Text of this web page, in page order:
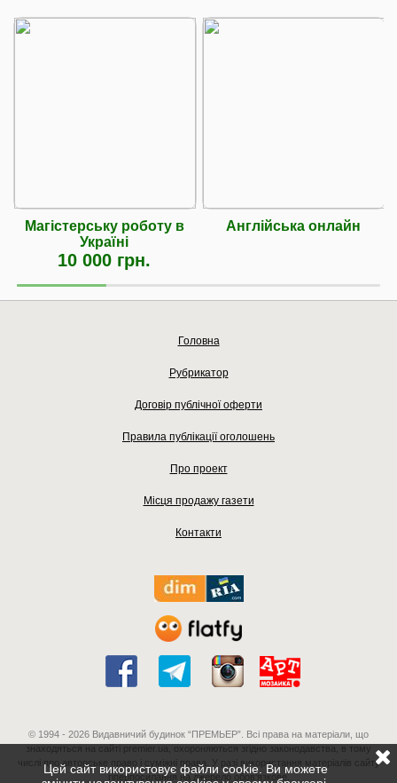
Магістерську роботу в
Україні
10 000 грн.
Англійська онлайн
Головна
Рубрикатор
Договір публічної оферти
Правила публікації оголошень
Про проект
Місця продажу газети
Контакти
© 1994 - 2026 Видавничий будинок “ПРЕМЬЕР”. Всі права на матеріали, що
знаходяться на сайті premier.ua, охороняються згідно законодавства, в тому
числі про авторське право і суміжні права. У разі використання матеріалів сайту
гіперпосилання на джерело обов'язкове.
Цей сайт використовує файли cookie. Ви можете